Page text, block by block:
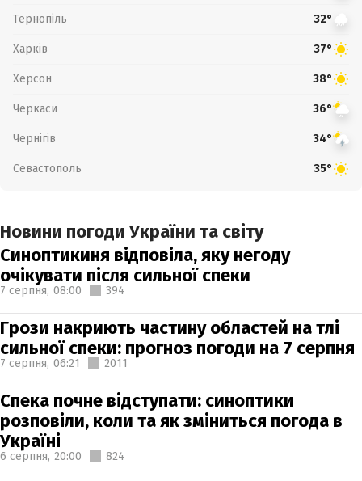
Тернопіль 32°
Харків 37°
Херсон 38°
Черкаси 36°
Чернігів 34°
Севастополь 35°
Новини погоди України та світу
Синоптикиня відповіла, яку негоду
очікувати після сильної спеки
7 серпня, 08:00 394
Грози накриють частину областей на тлі
сильної спеки: прогноз погоди на 7 серпня
7 серпня, 06:21 2011
Спека почне відступати: синоптики
розповіли, коли та як зміниться погода в
Україні
6 серпня, 20:00 824